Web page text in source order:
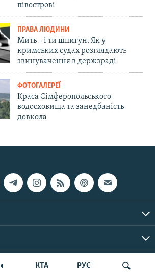
КТА РУС
півострові
ПРАВА ЛЮДИНИ
Мить – і ти шпигун. Як у
кримських судах розглядають
звинувачення в держзраді
ФОТОГАЛЕРЕЇ
Краса Сімферопольського
водосховища та занедбаність
довкола
© Крим.Реалії, 2026 | Усі права застережено.